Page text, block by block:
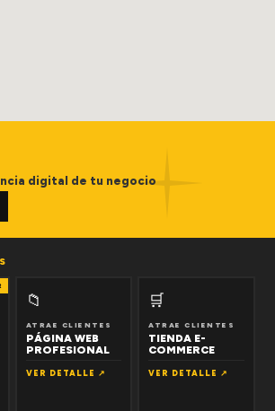
digital de tu negocio
📁
ATRAE CLIENTES
PÁGINA WEB
PROFESIONAL
VER DETALLE ↗
🛒
ATRAE CLIENTES
TIENDA E-
COMMERCE
VER DETALLE ↗